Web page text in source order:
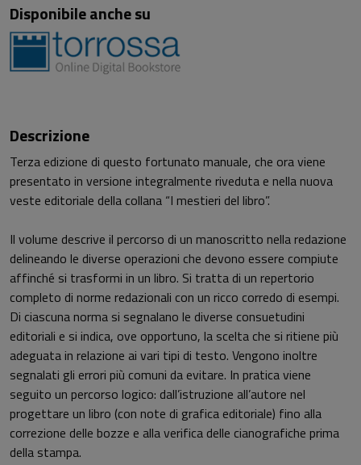
Disponibile anche su
Descrizione
Terza edizione di questo fortunato manuale, che ora viene
presentato in versione integralmente riveduta e nella nuova
veste editoriale della collana “I mestieri del libro”.
Il volume descrive il percorso di un manoscritto nella redazione
delineando le diverse operazioni che devono essere compiute
affinché si trasformi in un libro. Si tratta di un repertorio
completo di norme redazionali con un ricco corredo di esempi.
Di ciascuna norma si segnalano le diverse consuetudini
editoriali e si indica, ove opportuno, la scelta che si ritiene più
adeguata in relazione ai vari tipi di testo. Vengono inoltre
segnalati gli errori più comuni da evitare. In pratica viene
seguito un percorso logico: dall’istruzione all’autore nel
progettare un libro (con note di grafica editoriale) fino alla
correzione delle bozze e alla verifica delle cianografiche prima
della stampa.